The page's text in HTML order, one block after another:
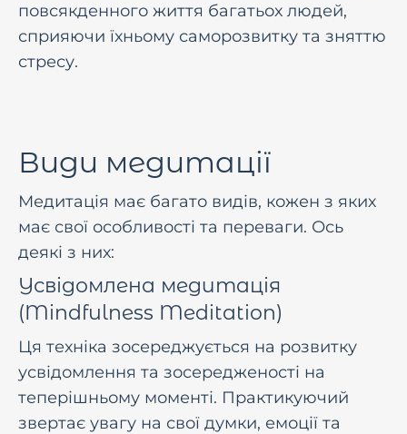
повсякденного життя багатьох людей,
сприяючи їхньому саморозвитку та зняттю
стресу.
Види медитації
Медитація має багато видів, кожен з яких
має свої особливості та переваги. Ось
деякі з них:
Усвідомлена медитація
(Mindfulness Meditation)
Ця техніка зосереджується на розвитку
усвідомлення та зосередженості на
теперішньому моменті. Практикуючий
звертає увагу на свої думки, емоції та